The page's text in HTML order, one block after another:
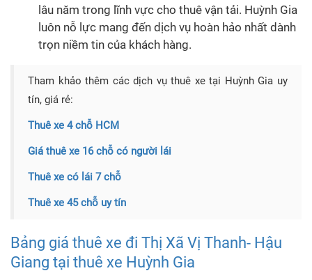
lâu năm trong lĩnh vực cho thuê vận tải. Huỳnh Gia
luôn nỗ lực mang đến dịch vụ hoàn hảo nhất dành
trọn niềm tin của khách hàng.
Tham khảo thêm các dịch vụ thuê xe tại Huỳnh Gia uy
tín, giá rẻ:
Thuê xe 4 chỗ HCM
Giá thuê xe 16 chỗ có người lái
Thuê xe có lái 7 chỗ
Thuê xe 45 chỗ uy tín
Bảng giá thuê xe đi Thị Xã Vị Thanh- Hậu
Giang tại thuê xe Huỳnh Gia